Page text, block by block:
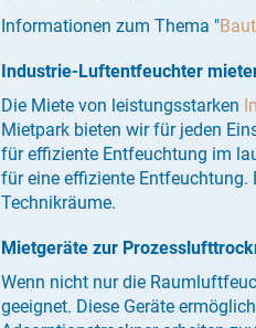
Informationen zum Thema "
Industrie-Luftentfeuchter
Die Miete von leistungsstarken
Mietpark bieten wir für jeden
für effiziente Entfeuchtung im
für eine effiziente Entfeuchtung.
Technikräume.
Mietgeräte zur
Wenn nicht nur die
geeignet. Diese Geräte